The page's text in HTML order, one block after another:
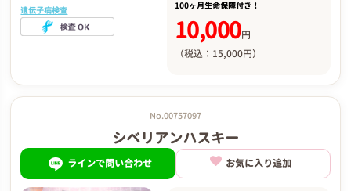
遺伝子病検査 100ヶ月生命保障付き！
10,000円
（税込：15,000円）
No.00757097
シベリアンハスキー
ラインで問い合わせ お気に入り追加